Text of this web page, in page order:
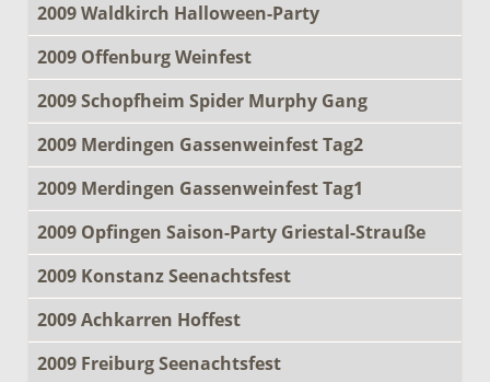
2009 Waldkirch Halloween-Party
2009 Offenburg Weinfest
2009 Schopfheim Spider Murphy Gang
2009 Merdingen Gassenweinfest Tag2
2009 Merdingen Gassenweinfest Tag1
2009 Opfingen Saison-Party Griestal-Strauße
2009 Konstanz Seenachtsfest
2009 Achkarren Hoffest
2009 Freiburg Seenachtsfest